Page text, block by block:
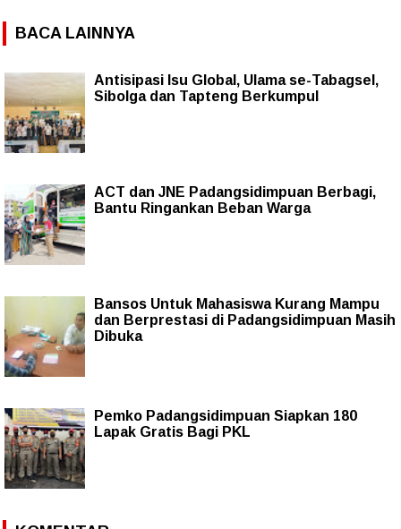
BACA LAINNYA
Antisipasi Isu Global, Ulama se-Tabagsel,
Sibolga dan Tapteng Berkumpul
ACT dan JNE Padangsidimpuan Berbagi,
Bantu Ringankan Beban Warga
Bansos Untuk Mahasiswa Kurang Mampu
dan Berprestasi di Padangsidimpuan Masih
Dibuka
Pemko Padangsidimpuan Siapkan 180
Lapak Gratis Bagi PKL